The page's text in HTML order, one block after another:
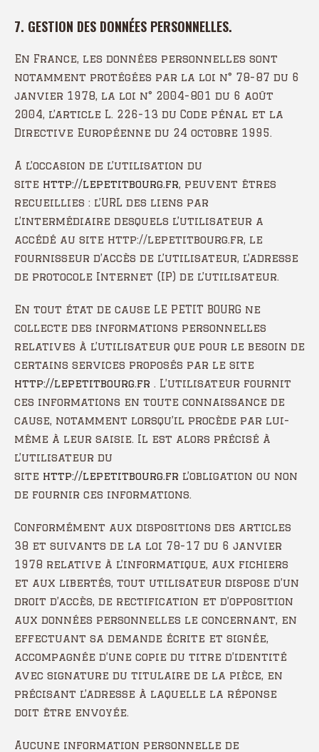
7. GESTION DES DONNÉES PERSONNELLES.
En France, les données personnelles sont
notamment protégées par la loi n° 78-87 du 6
janvier 1978, la loi n° 2004-801 du 6 août
2004, l’article L. 226-13 du Code pénal et la
Directive Européenne du 24 octobre 1995.
A l’occasion de l’utilisation du
site http://lepetitbourg.fr, peuvent êtres
recueillies : l’URL des liens par
l’intermédiaire desquels l’utilisateur a
accédé au site http://lepetitbourg.fr, le
fournisseur d’accès de l’utilisateur, l’adresse
de protocole Internet (IP) de l’utilisateur.
En tout état de cause LE PETIT BOURG ne
collecte des informations personnelles
relatives à l’utilisateur que pour le besoin de
certains services proposés par le site
http://lepetitbourg.fr . L’utilisateur fournit
ces informations en toute connaissance de
cause, notamment lorsqu’il procède par lui-
même à leur saisie. Il est alors précisé à
l’utilisateur du
site http://lepetitbourg.fr l’obligation ou non
de fournir ces informations.
Conformément aux dispositions des articles
38 et suivants de la loi 78-17 du 6 janvier
1978 relative à l’informatique, aux fichiers
et aux libertés, tout utilisateur dispose d’un
droit d’accès, de rectification et d’opposition
aux données personnelles le concernant, en
effectuant sa demande écrite et signée,
accompagnée d’une copie du titre d’identité
avec signature du titulaire de la pièce, en
précisant l’adresse à laquelle la réponse
doit être envoyée.
Aucune information personnelle de